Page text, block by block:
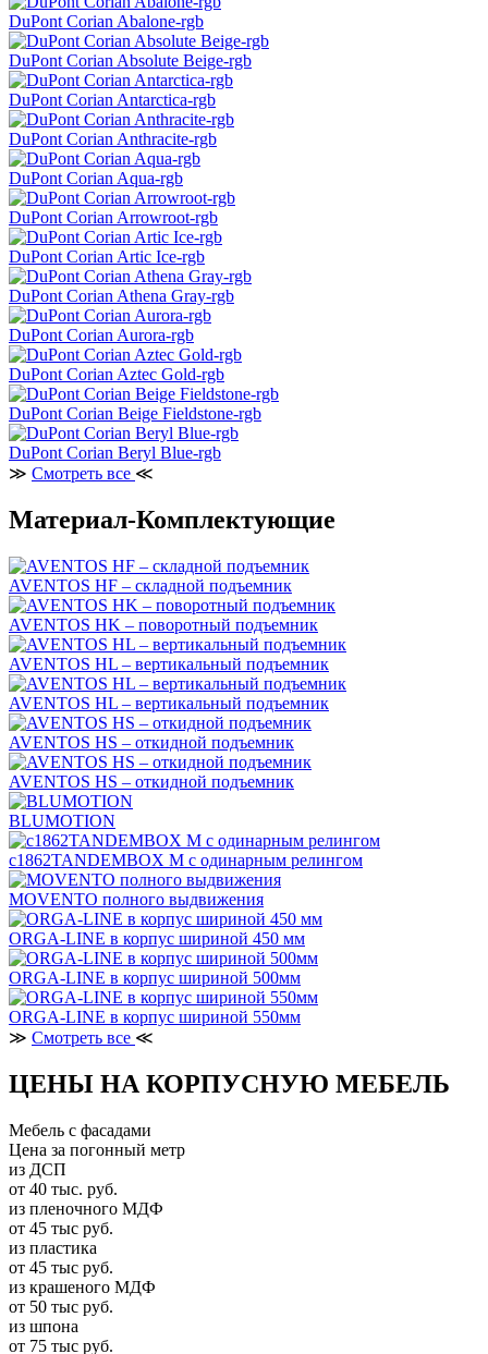
DuPont Corian Abalone-rgb
DuPont Corian Absolute Beige-rgb
DuPont Corian Antarctica-rgb
DuPont Corian Anthracite-rgb
DuPont Corian Aqua-rgb
DuPont Corian Arrowroot-rgb
DuPont Corian Artic Ice-rgb
DuPont Corian Athena Gray-rgb
DuPont Corian Aurora-rgb
DuPont Corian Aztec Gold-rgb
DuPont Corian Beige Fieldstone-rgb
DuPont Corian Beryl Blue-rgb
≫ Смотреть все ≪
Материал-Комплектующие
AVENTOS HF – складной подъемник
AVENTOS HK – поворотный подъемник
AVENTOS HL – вертикальный подъемник
AVENTOS HL – вертикальный подъемник
AVENTOS HS – откидной подъемник
AVENTOS HS – откидной подъемник
BLUMOTION
c1862TANDEMBOX М с одинарным релингом
MOVENTO полного выдвижения
ORGA-LINE в корпус шириной 450 мм
ORGA-LINE в корпус шириной 500мм
ORGA-LINE в корпус шириной 550мм
≫ Смотреть все ≪
ЦЕНЫ НА КОРПУСНУЮ МЕБЕЛЬ
Мебель с фасадами
Цена за погонный метр
из ДСП
от 40 тыс. руб.
из пленочного МДФ
от 45 тыс руб.
из пластика
от 45 тыс руб.
из крашеного МДФ
от 50 тыс руб.
из шпона
от 75 тыс руб.